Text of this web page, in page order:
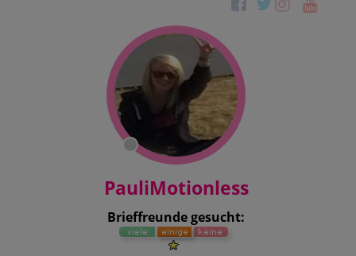
PauliMotionless
Brieffreunde gesucht: